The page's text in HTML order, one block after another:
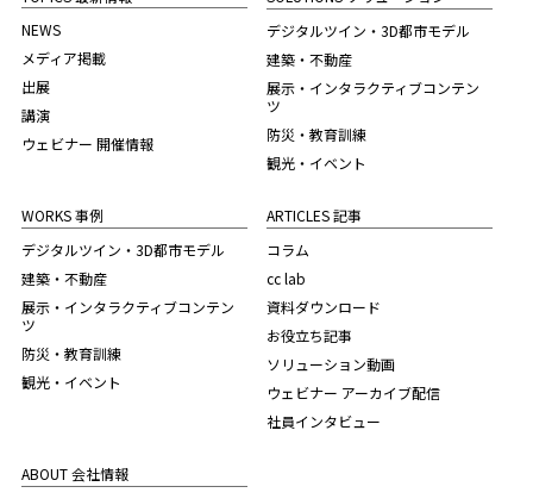
NEWS
メディア掲載
出展
講演
ウェビナー 開催情報
WORKS 事例
デジタルツイン・3D都市モデル
建築・不動産
展示・インタラクティブコンテン
ツ
防災・教育訓練
観光・イベント
デジタルツイン・3D都市モデル
建築・不動産
展示・インタラクティブコンテン
ツ
防災・教育訓練
観光・イベント
ARTICLES 記事
コラム
cc lab
資料ダウンロード
お役立ち記事
ソリューション動画
ウェビナー アーカイブ配信
社員インタビュー
ABOUT 会社情報